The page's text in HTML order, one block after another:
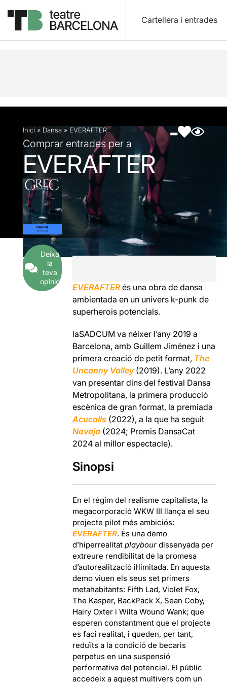
Cartellera i entrades
Descripció Fitxa artística Fotos i vídeos
Inici » Dansa » EVERAFTER
Comprar entrades per a
EVERAFTER
Deixa
la
teva
opinió
EVERAFTER és una obra de dansa
ambientada en un univers k-punk de
superherois potencials.
laSADCUM va néixer l’any 2019 a
Barcelona, amb Guillem Jiménez i una
primera creació de petit format, The
Uncanny Valley(2019). L’any 2022
van presentar dins del festival Dansa
Metropolitana, la primera producció
escènica de gran format, la premiada
Acucalls (2022), a la que ha seguit
Navaja (2024; Premis DansaCat
2024 al millor espectacle).
Sinopsi
En el règim del realisme capitalista, la
megacorporació WKW III llança el seu
projecte pilot més ambiciós:
EVERAFTER. És una demo
d’hiperrealitatplaybour dissenyada per
extreure rendibilitat de la promesa
d’autorealització il·limitada. En aquesta
demo viuen els seus set primers
metahabitants: Fifth Lad, Violet Fox,
The Kasper, BackPack X, Sean Coby,
Hairy Oxter i Wilta Wound Wank; que
esperen constantment que el projecte
es faci realitat, i queden, per tant,
reduïts a la condició de becaris
perpetus en una suspensió
performativa del potencial. El públic
accedeix a aquest multivers com un